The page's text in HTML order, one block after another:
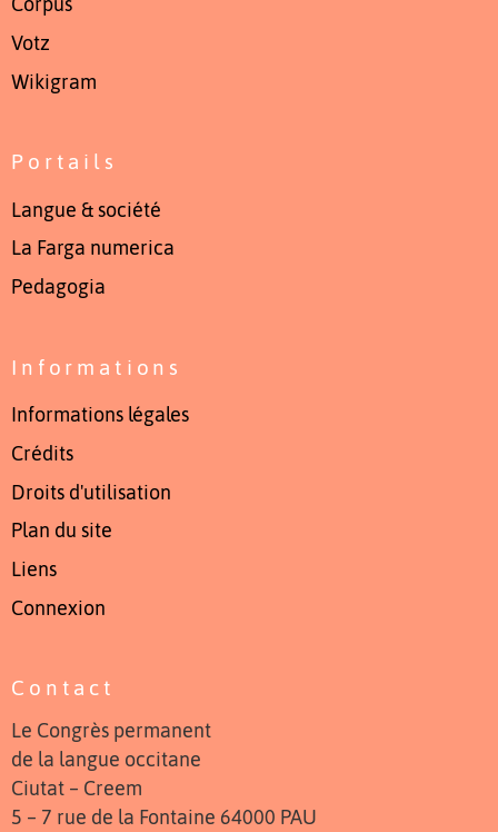
Còrpus
Votz
Wikigram
Portails
Langue & société
La Farga numerica
Pedagogia
Informations
Informations légales
Crédits
Droits d'utilisation
Plan du site
Liens
Connexion
Contact
Le Congrès permanent
de la langue occitane
Ciutat – Creem
5 – 7 rue de la Fontaine 64000 PAU